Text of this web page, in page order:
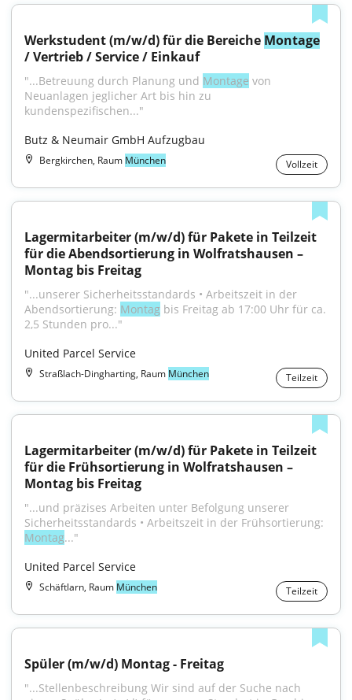
Werkstudent (m/w/d) für die Bereiche Montage
/ Vertrieb / Service / Einkauf
"...Betreuung durch Planung und Montage von
Neuanlagen jeglicher Art bis hin zu
kundenspezifischen..."
Butz & Neumair GmbH Aufzugbau
Bergkirchen, Raum München Vollzeit
Lagermitarbeiter (m/w/d) für Pakete in Teilzeit
für die Abendsortierung in Wolfratshausen –
Montag bis Freitag
"...unserer Sicherheitsstandards • Arbeitszeit in der
Abendsortierung: Montag bis Freitag ab 17:00 Uhr für ca.
2,5 Stunden pro..."
United Parcel Service
Straßlach-Dingharting, Raum München Teilzeit
Lagermitarbeiter (m/w/d) für Pakete in Teilzeit
für die Frühsortierung in Wolfratshausen –
Montag bis Freitag
"...und präzises Arbeiten unter Befolgung unserer
Montag..."
United Parcel Service
Schäftlarn, Raum München Teilzeit
Spüler (m/w/d) Montag - Freitag
"...Stellenbeschreibung Wir sind auf der Suche nach